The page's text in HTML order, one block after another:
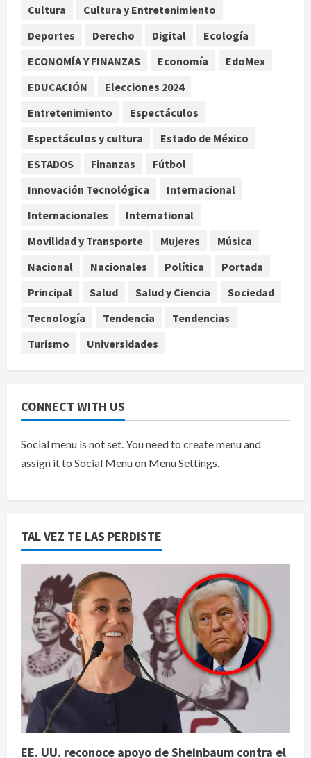
años de enfrentamientos
agosto 8, 2026
Brandon Clarke por consumo de
heroína y cocaína
4
Estados Unidos reanuda
aguacate desde México
agosto 8, 2026
Rolex al equipo de Junior H en el
AICM
Cultura
Cultura y Entretenimiento
Deportes
Derecho Digital
Ecología
ECONOMÍA Y FINANZAS
Economía
EdoMex
EDUCACIÓN
Elecciones 2024
Entretenimiento
Espectáculos
Espectáculos y cultura
Estado de México
ESTADOS
Finanzas
Fútbol
Innovación Tecnológica
Internacional
Internacionales
International
Movilidad y Transporte
Mujeres
Música
Nacional
Nacionales Política
Portada
Principal
Salud Salud y Ciencia
Sociedad
Tecnología
Tendencia
Tendencias
Turismo
Universidades
CONNECT WITH US
Social menu is not set. You need to create menu and
assign it to Social Menu on Menu Settings.
TAL VEZ TE LAS PERDISTE
EE. UU. reconoce apoyo de Sheinbaum contra el